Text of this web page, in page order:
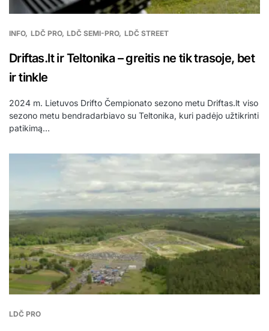
INFO LDČ PRO LDČ SEMI-PRO LDČ STREET
Driftas.lt ir Teltonika – greitis ne tik trasoje, bet
ir tinkle
2024 m. Lietuvos Drifto Čempionato sezono metu Driftas.lt viso
sezono metu bendradarbiavo su Teltonika, kuri padėjo užtikrinti
patikimą…
LDČ PRO